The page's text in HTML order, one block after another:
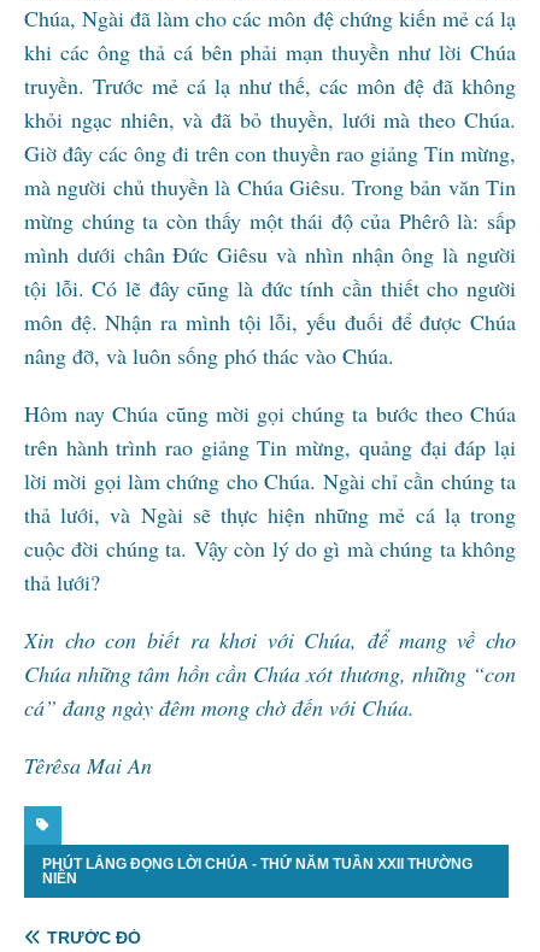
Chúa, Ngài đã làm cho các môn đệ chứng kiến mẻ cá lạ
khi các ông thả cá bên phải mạn thuyền như lời Chúa
truyền. Trước mẻ cá lạ như thế, các môn đệ đã không
khỏi ngạc nhiên, và đã bỏ thuyền, lưới mà theo Chúa.
Giờ đây các ông đi trên con thuyền rao giảng Tin mừng,
mà người chủ thuyền là Chúa Giêsu. Trong bản văn Tin
mừng chúng ta còn thấy một thái độ của Phêrô là: sấp
mình dưới chân Đức Giêsu và nhìn nhận ông là người
tội lỗi. Có lẽ đây cũng là đức tính cần thiết cho người
môn đệ. Nhận ra mình tội lỗi, yếu đuối để được Chúa
nâng đỡ, và luôn sống phó thác vào Chúa.
Hôm nay Chúa cũng mời gọi chúng ta bước theo Chúa
trên hành trình rao giảng Tin mừng, quảng đại đáp lại
lời mời gọi làm chứng cho Chúa. Ngài chỉ cần chúng ta
thả lưới, và Ngài sẽ thực hiện những mẻ cá lạ trong
cuộc đời chúng ta. Vậy còn lý do gì mà chúng ta không
thả lưới?
Xin cho con biết ra khơi với Chúa, để mang về cho
Chúa những tâm hồn cần Chúa xót thương, những “con
cá” đang ngày đêm mong chờ đến với Chúa.
Têrêsa Mai An
PHÚT LẮNG ĐỌNG LỜI CHÚA - THỨ NĂM TUẦN XXII THƯỜNG
NIÊN
TRƯỚC ĐÓ